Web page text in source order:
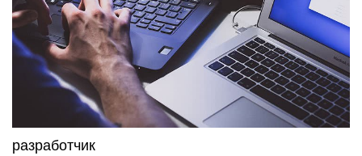
разработчик